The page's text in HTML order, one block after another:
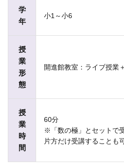
学
年
小1～小6
授
業
形
態
開進館教室：ライブ授業
授
業
時
間
60分
※「数の極」とセットで
片方だけ受講することも